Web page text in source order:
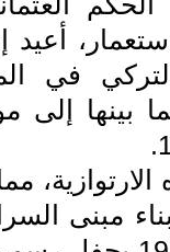
أعيد
التركي في
بينها إلى
مبنى